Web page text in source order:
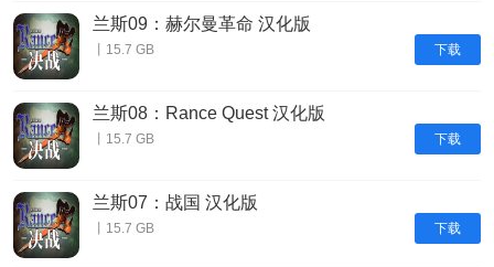
下载
兰斯09：赫尔曼革命 汉化版
丨15.7 GB
下载
兰斯08：Rance Quest 汉化版
丨15.7 GB
下载
兰斯07：战国 汉化版
丨15.7 GB